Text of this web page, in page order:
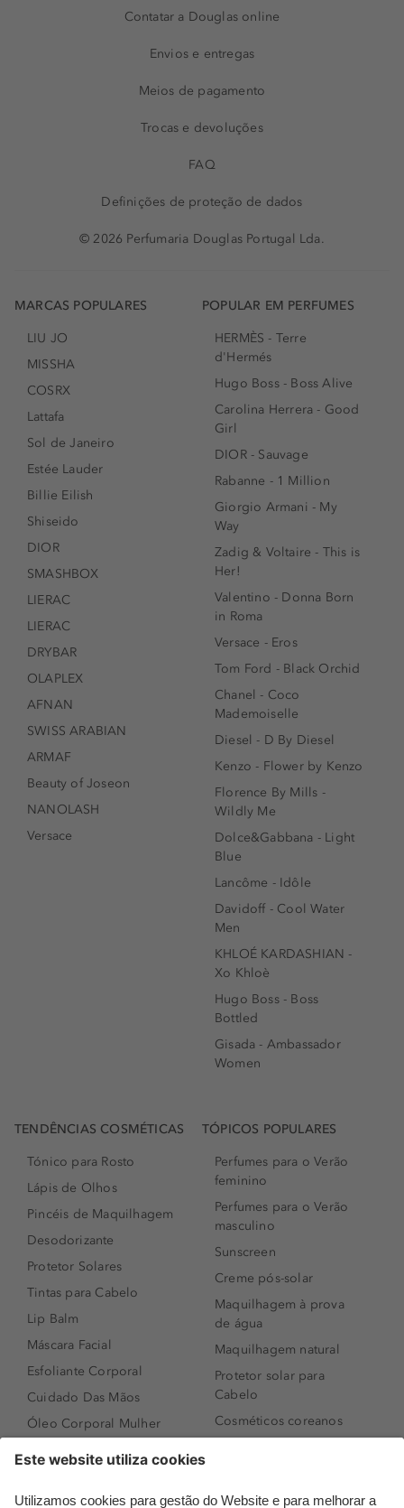
Contatar a Douglas online
Envios e entregas
Meios de pagamento
Trocas e devoluções
FAQ
Definições de proteção de dados
© 2026 Perfumaria Douglas Portugal Lda.
MARCAS POPULARES
LIU JO
MISSHA
COSRX
Lattafa
Sol de Janeiro
Estée Lauder
Billie Eilish
Shiseido
DIOR
SMASHBOX
LIERAC
LIERAC
DRYBAR
OLAPLEX
AFNAN
SWISS ARABIAN
ARMAF
Beauty of Joseon
NANOLASH
Versace
POPULAR EM PERFUMES
HERMÈS - Terre
d'Hermés
Hugo Boss - Boss Alive
Carolina Herrera - Good
Girl
DIOR - Sauvage
Rabanne - 1 Million
Giorgio Armani - My
Way
Zadig & Voltaire - This is
Her!
Valentino - Donna Born
in Roma
Versace - Eros
Tom Ford - Black Orchid
Chanel - Coco
Mademoiselle
Diesel - D By Diesel
Kenzo - Flower by Kenzo
Florence By Mills -
Wildly Me
Dolce&Gabbana - Light
Blue
Lancôme - Idôle
Davidoff - Cool Water
Men
KHLOÉ KARDASHIAN -
Xo Khloè
Hugo Boss - Boss
Bottled
Gisada - Ambassador
Women
TENDÊNCIAS COSMÉTICAS
Tónico para Rosto
Lápis de Olhos
Pincéis de Maquilhagem
Desodorizante
Protetor Solares
Tintas para Cabelo
Lip Balm
Máscara Facial
Esfoliante Corporal
Cuidado Das Mãos
Óleo Corporal Mulher
Sérum de Rosto
TÓPICOS POPULARES
Perfumes para o Verão
feminino
Perfumes para o Verão
masculino
Sunscreen
Creme pós-solar
Maquilhagem à prova
de água
Maquilhagem natural
Protetor solar para
Cabelo
Cosméticos coreanos
Perfumes árabes